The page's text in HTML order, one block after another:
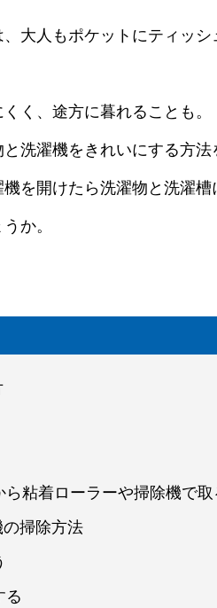
大人もポケットにティッシ
く、途方に暮れることも。
洗濯機をきれいにする方法
を開けたら洗濯物と洗濯
か。
粘着ローラーや掃除機で取
掃除方法
る